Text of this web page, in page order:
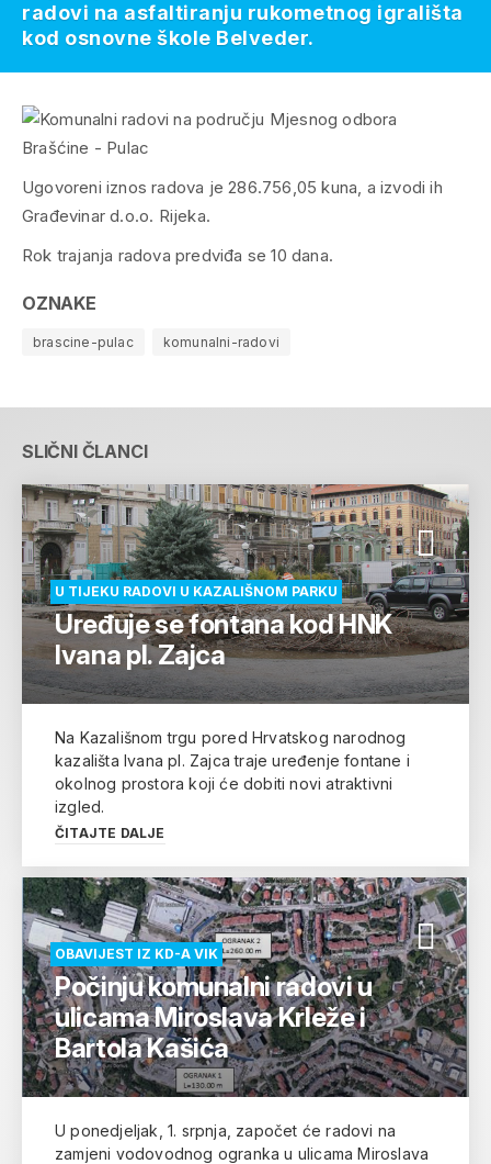
Ugovoreni iznos radova je 286.756,05 kuna, a izvodi ih
Građevinar d.o.o. Rijeka.
Rok trajanja radova predviđa se 10 dana.
OZNAKE
brascine-pulac komunalni-radovi
radovi na asfaltiranju rukometnog igrališta
kod osnovne škole Belveder.
SLIČNI ČLANCI
U TIJEKU RADOVI U KAZALIŠNOM PARKU
Uređuje se fontana kod HNK
Ivana pl. Zajca
Na Kazališnom trgu pored Hrvatskog narodnog
kazališta Ivana pl. Zajca traje uređenje fontane i
okolnog prostora koji će dobiti novi atraktivni
izgled.
ČITAJTE DALJE
OBAVIJEST IZ KD-A VIK
Počinju komunalni radovi u
ulicama Miroslava Krleže i
Bartola Kašića
U ponedjeljak, 1. srpnja, započet će radovi na
zamjeni vodovodnog ogranka u ulicama Miroslava